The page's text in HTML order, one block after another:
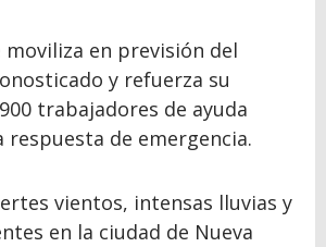
moviliza en previsión del
y refuerza su
trabajadores de ayuda
respuesta de emergencia.
vientos, intensas lluvias y
en la ciudad de Nueva